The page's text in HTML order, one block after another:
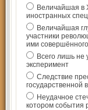
Величайшая в
иностранных
Величайшая
участники
ими совершённого
Всего лишь не
эксперимент
Следствие
государственной
Неудачное
котором события